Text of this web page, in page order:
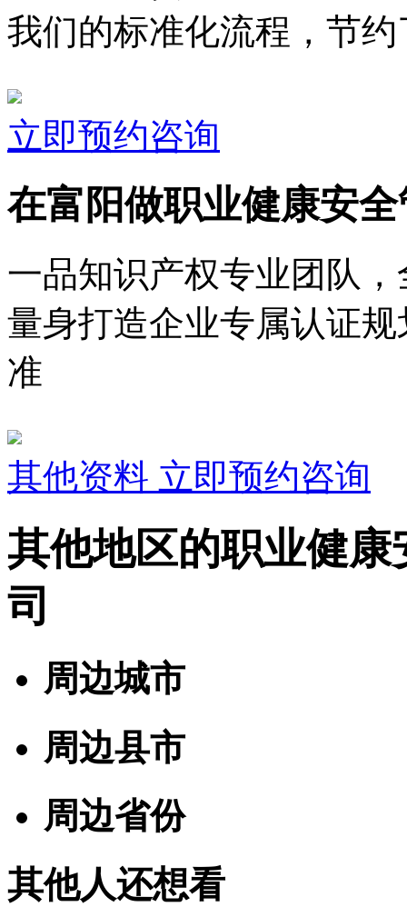
我们的标准化流程，节
立即预约咨询
在富阳做职业健康安
一品知识产权专业团队
量身打造企业专属认证
准
其他资料 立即预约咨询
其他地区的职业健
司
周边城市
周边县市
周边省份
其他人还想看